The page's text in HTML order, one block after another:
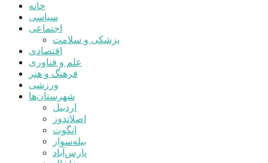
خانه
سیاسی
اجتماعی
پزشکی و سلامت
اقتصادی
علم و فناوری
فرهنگ و هنر
ورزشی
شهرستان‌ها
اردبیل
اصلاندوز
انگوت
بیله‌سوار
پارس‌آباد